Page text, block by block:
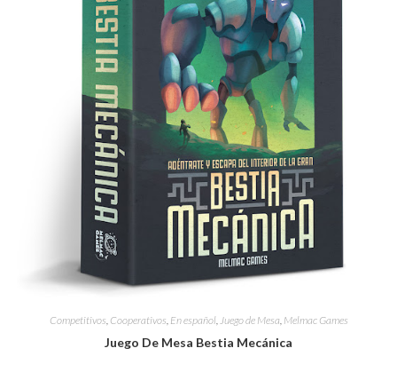
Competitivos, Cooperativos, En español,Juego de Mesa, Melmac Games
Juego De Mesa Bestia Mecánica